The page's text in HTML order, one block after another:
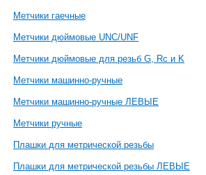
Метчики гаечные
Метчики дюймовые UNC/UNF
Метчики дюймовые для резьб G, Rc и K
Метчики машинно-ручные
Метчики машинно-ручные ЛЕВЫЕ
Метчики ручные
Плашки для метрической резьбы
Плашки для метрической резьбы ЛЕВЫЕ